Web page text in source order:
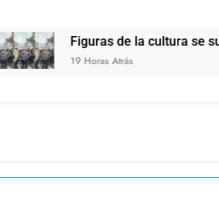
Figuras de la cultura se
19 Horas Atrás